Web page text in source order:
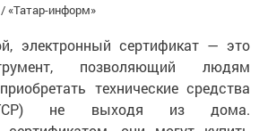
«Татар-информ»
электронный сертификат — это
позволяющий людям
технические средства
(ТСР) не выходя из дома.